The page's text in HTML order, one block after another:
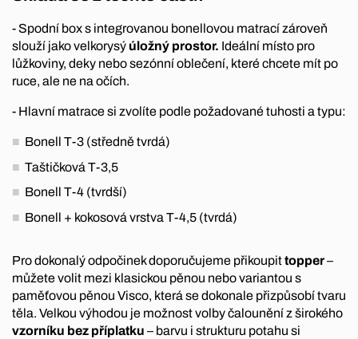
- Spodní box s integrovanou bonellovou matrací zároveň
slouží jako velkorysý úložný prostor. Ideální místo pro
lůžkoviny, deky nebo sezónní oblečení, které chcete mít po
ruce, ale ne na očích.
- Hlavní matrace si zvolíte podle požadované tuhosti a typu:
Bonell T-3 (středně tvrdá)
Taštičková T-3,5
Bonell T-4 (tvrdší)
Bonell + kokosová vrstva T-4,5 (tvrdá)
Pro dokonalý odpočinek doporučujeme přikoupittopper–
můžete volit mezi klasickou pěnou nebo variantou s
paměťovou pěnou Visco, která se dokonale přizpůsobí tvaru
těla. Velkou výhodou je možnost volby čalounění z širokého
vzorníku bez příplatku – barvu i strukturu potahu si